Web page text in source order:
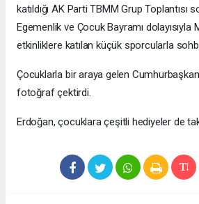
katıldığı AK Parti TBMM Grup Toplantısı
Egemenlik ve Çocuk Bayramı
etkinliklere katılan küçük sporcularla
Çocuklarla bir araya gelen
fotoğraf çektirdi.
Erdoğan, çocuklara çeşitli hediyeler de